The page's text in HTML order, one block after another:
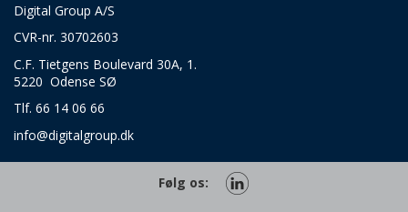
Digital Group A/S
CVR-nr. 30702603
C.F. Tietgens Boulevard 30A, 1.
5220 Odense SØ
Tlf. 66 14 06 66
info@digitalgroup.dk
Følg os: